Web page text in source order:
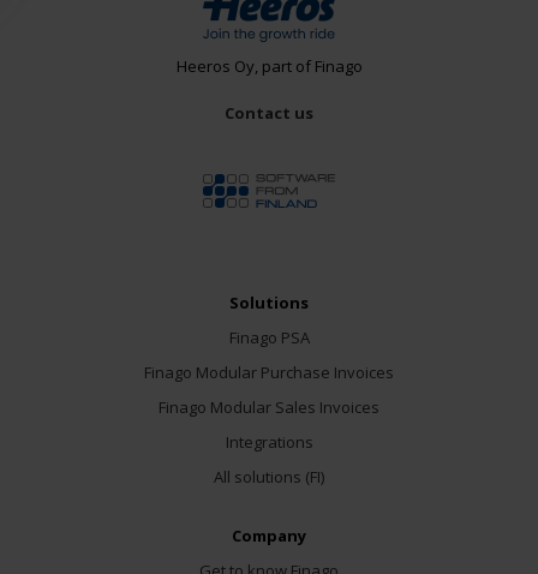
Heeros Oy, part of Finago
Contact us
Solutions
Finago PSA
Finago Modular Purchase Invoices
Finago Modular Sales Invoices
Integrations
All solutions (FI)
Company